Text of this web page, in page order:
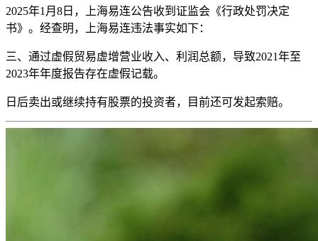
2025年1月8日，上海易连公告收到证监会《行政处罚决定
书》。经查明，上海易连违法事实如下：
三、通过虚假贸易虚增营业收入、利润总额，导致2021年至
2023年年度报告存在虚假记载。
日后卖出或继续持有股票的投资者，目前还可发起索赔。